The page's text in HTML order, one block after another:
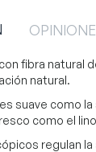
fibra natural
natural.
suave como
como el
regulan la